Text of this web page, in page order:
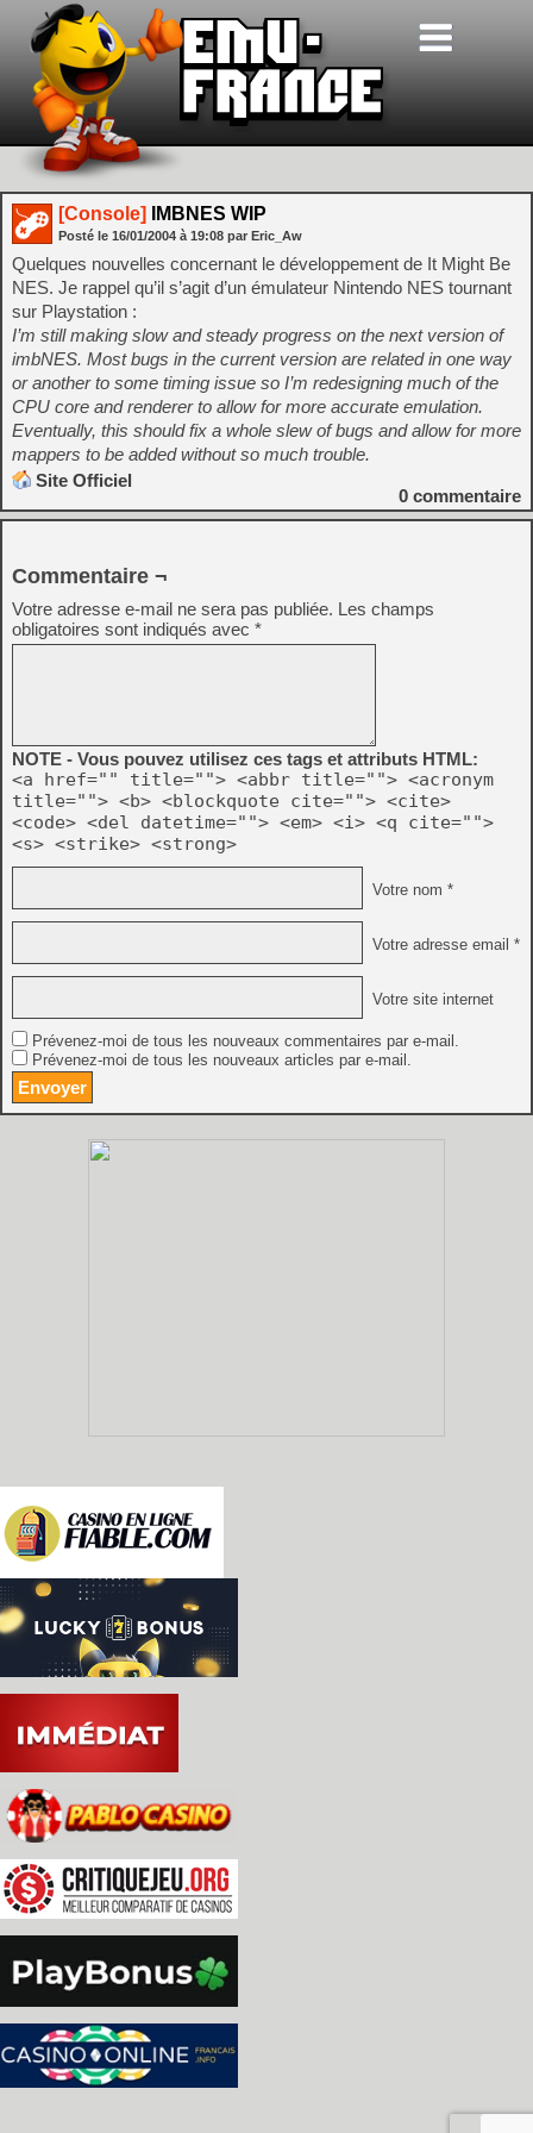
[Console] IMBNES WIP
Posté le 16/01/2004 à 19:08 par Eric_Aw
Quelques nouvelles concernant le développement de It Might Be
NES. Je rappel qu’il s’agit d’un émulateur Nintendo NES tournant
sur Playstation :
I’m still making slow and steady progress on the next version of
imbNES. Most bugs in the current version are related in one way
or another to some timing issue so I’m redesigning much of the
CPU core and renderer to allow for more accurate emulation.
Eventually, this should fix a whole slew of bugs and allow for more
mappers to be added without so much trouble.
Site Officiel
0 commentaire
Commentaire ¬
Votre adresse e-mail ne sera pas publiée. Les champs
obligatoires sont indiqués avec *
NOTE - Vous pouvez utilisez ces tags et attributs HTML:
<a href="" title=""> <abbr title=""> <acronym
title=""> <b> <blockquote cite=""> <cite>
<code> <del datetime=""> <em> <i> <q cite="">
<s> <strike> <strong>
Votre nom *
Votre adresse email *
Votre site internet
Prévenez-moi de tous les nouveaux commentaires par e-mail.
Prévenez-moi de tous les nouveaux articles par e-mail.